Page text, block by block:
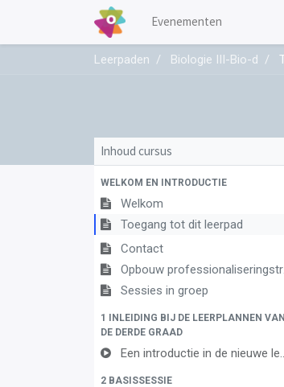
Evenementen
Leerpaden Biologie III-Bio-d
Inhoud cursus
WELKOM EN INTRODUCTIE
Welkom
Toegang tot dit leerpad
Contact
Opbouw professionaliseringstraject
Sessies in groep
1 INLEIDING BIJ DE LEERPLANNEN VAN
DE DERDE GRAAD
Een introductie in de nieuwe leerplannen van de derde graad
2 BASISSESSIE